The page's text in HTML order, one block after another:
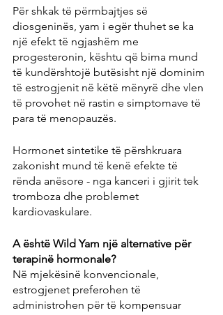
Për shkak të përmbajtjes së
diosgeninës, yam i egër thuhet se ka
një efekt të ngjashëm me
progesteronin, kështu që bima mund
të kundërshtojë butësisht një dominim
të estrogjenit në këtë mënyrë dhe vlen
të provohet në rastin e simptomave të
para të menopauzës.
Hormonet sintetike të përshkruara
zakonisht mund të kenë efekte të
rënda anësore - nga kanceri i gjirit tek
tromboza dhe problemet
kardiovaskulare.
A është Wild Yam një alternative për
terapinë hormonale?
Në mjekësinë konvencionale,
estrogjenet preferohen të
administrohen për të kompensuar